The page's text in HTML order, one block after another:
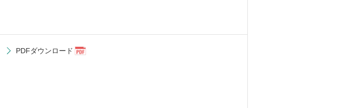
PDFダウンロード